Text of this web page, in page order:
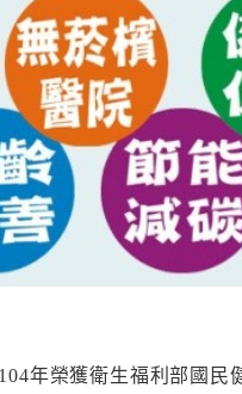
年榮獲衛生福利部國民